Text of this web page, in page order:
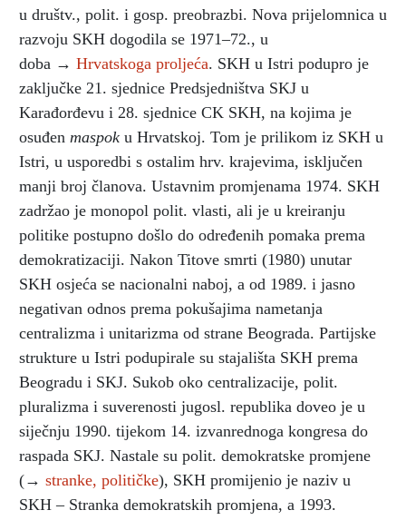
u društv., polit. i gosp. preobrazbi. Nova prijelomnica u
razvoju SKH dogodila se 1971–72., u
doba → Hrvatskoga proljeća. SKH u Istri podupro je
zaključke 21. sjednice Predsjedništva SKJ u
Karađorđevu i 28. sjednice CK SKH, na kojima je
osuđen maspok u Hrvatskoj. Tom je prilikom iz SKH u
Istri, u usporedbi s ostalim hrv. krajevima, isključen
manji broj članova. Ustavnim promjenama 1974. SKH
zadržao je monopol polit. vlasti, ali je u kreiranju
politike postupno došlo do određenih pomaka prema
demokratizaciji. Nakon Titove smrti (1980) unutar
SKH osjeća se nacionalni naboj, a od 1989. i jasno
negativan odnos prema pokušajima nametanja
centralizma i unitarizma od strane Beograda. Partijske
strukture u Istri podupirale su stajališta SKH prema
Beogradu i SKJ. Sukob oko centralizacije, polit.
pluralizma i suverenosti jugosl. republika doveo je u
siječnju 1990. tijekom 14. izvanrednoga kongresa do
raspada SKJ. Nastale su polit. demokratske promjene
(→ stranke, političke), SKH promijenio je naziv u
SKH – Stranka demokratskih promjena, a 1993.